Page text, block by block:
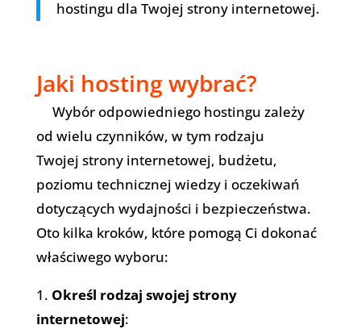
hostingu dla Twojej strony internetowej.
Jaki hosting wybrać?
Wybór odpowiedniego hostingu zależy
od wielu czynników, w tym rodzaju
Twojej strony internetowej, budżetu,
poziomu technicznej wiedzy i oczekiwań
dotyczących wydajności i bezpieczeństwa.
Oto kilka kroków, które pomogą Ci dokonać
właściwego wyboru:
Określ rodzaj swojej strony
internetowej: